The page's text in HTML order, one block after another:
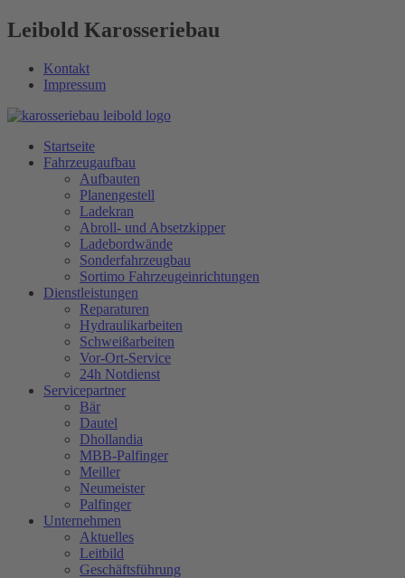
Leibold Karosseriebau
Kontakt
Impressum
Startseite
Fahrzeugaufbau
Aufbauten
Planengestell
Ladekran
Abroll- und Absetzkipper
Ladebordwände
Sonderfahrzeugbau
Sortimo Fahrzeugeinrichtungen
Dienstleistungen
Reparaturen
Hydraulikarbeiten
Schweißarbeiten
Vor-Ort-Service
24h Notdienst
Servicepartner
Bär
Dautel
Dhollandia
MBB-Palfinger
Meiller
Neumeister
Palfinger
Unternehmen
Aktuelles
Leitbild
Geschäftsführung